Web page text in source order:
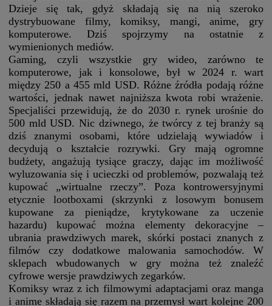
Dzieje się tak, gdyż składają się na nią szeroko
dystrybuowane filmy, komiksy, mangi, anime, gry
komputerowe. Dziś spojrzymy na ostatnie z
wymienionych mediów.
Gaming, czyli wszystkie gry wideo, zarówno te
komputerowe, jak i konsolowe, był w 2024 r. wart
między 250 a 455 mld USD. Różne źródła podają różne
wartości, jednak nawet najniższa kwota robi wrażenie.
Specjaliści przewidują, że do 2030 r. rynek urośnie do
500 mld USD. Nic dziwnego, że twórcy z tej branży są
dziś znanymi osobami, które udzielają wywiadów i
decydują o kształcie rozrywki. Gry mają ogromne
budżety, angażują tysiące graczy, dając im możliwość
wyluzowania się i ucieczki od problemów, pozwalają też
kupować „wirtualne rzeczy”. Poza kontrowersyjnymi
etycznie lootboxami (skrzynki z losowym bonusem
kupowane za pieniądze, krytykowane za uczenie
hazardu) kupować można elementy dekoracyjne –
ubrania prawdziwych marek, skórki postaci znanych z
filmów czy dodatkowe malowania samochodów. W
sklepach wbudowanych w gry można też znaleźć
cyfrowe wersje prawdziwych zegarków.
Komiksy wraz z ich filmowymi adaptacjami oraz manga
i anime składają się razem na przemysł wart kolejne 200